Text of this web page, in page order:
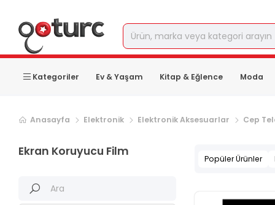
Kategoriler Ev & Yaşam Kitap & Eğlence Moda
Sonraki ürün sayfası, sayfa 2
Anasayfa Elektronik Elektronik Aksesuarlar Cep
Ekran Koruyucu Film Popüler Ürünler